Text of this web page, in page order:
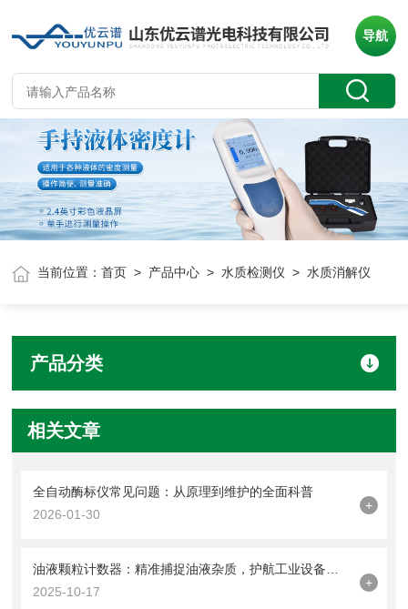
导航
当前位置：首页 > 产品中心 >水质检测仪 > 水质消解仪
产品分类
相关文章
全自动酶标仪常见问题：从原理到维护的全面科普
2026-01-30
+
油液颗粒计数器：精准捕捉油液杂质，护航工业设备稳定运行
2025-10-17
+